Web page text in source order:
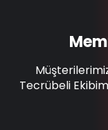
Tecrübeli